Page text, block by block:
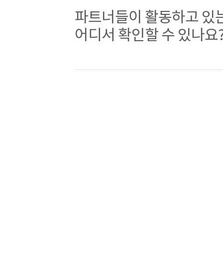
파트너들이 활동하고 있
어디서 확인할 수 있나요